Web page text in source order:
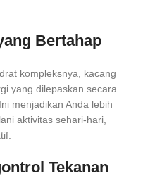
Bertahap
kompleksnya, kacang
yang dilepaskan secara
menjadikan Anda lebih
aktivitas sehari-hari,
Tekanan